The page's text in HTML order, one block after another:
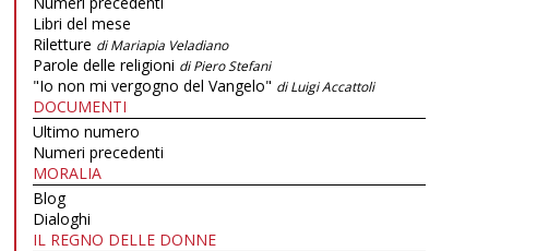
Libri del mese
Riletture di Mariapia Veladiano
Parole delle religioni di Piero Stefani
"Io non mi vergogno del Vangelo" di Luigi Accattoli
DOCUMENTI
Ultimo numero
Numeri precedenti
MORALIA
Blog
Dialoghi
IL REGNO DELLE DONNE